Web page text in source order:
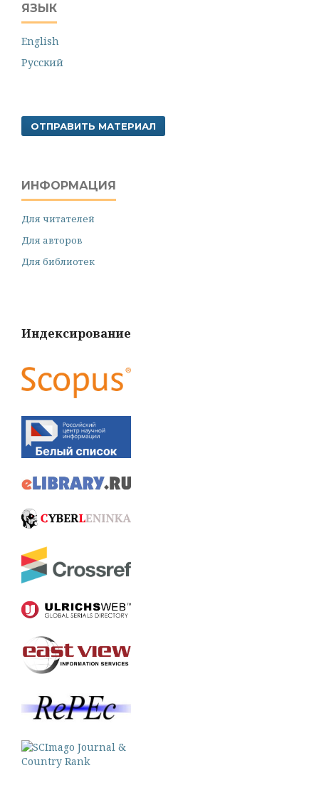
ЯЗЫК
English
Русский
ОТПРАВИТЬ МАТЕРИАЛ
ИНФОРМАЦИЯ
Для читателей
Для авторов
Для библиотек
Индексирование